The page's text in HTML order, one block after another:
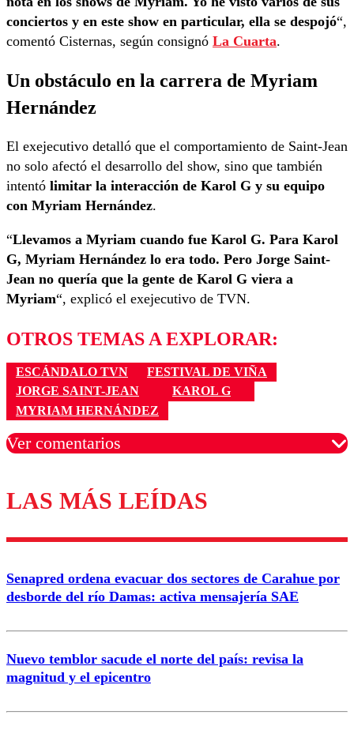
conciertos y en este show en particular, ella se despojó“,
comentó Cisternas, según consignó La Cuarta.
Un obstáculo en la carrera de Myriam
Hernández
El exejecutivo detalló que el comportamiento de Saint-Jean
no solo afectó el desarrollo del show, sino que también
intentó limitar la interacción de Karol G y su equipo
con Myriam Hernández.
“Llevamos a Myriam cuando fue Karol G. Para Karol
G, Myriam Hernández lo era todo. Pero Jorge Saint-
Jean no quería que la gente de Karol G viera a
Myriam“, explicó el exejecutivo de TVN.
OTROS TEMAS A EXPLORAR:
ESCÁNDALO TVN
FESTIVAL DE VIÑA
JORGE SAINT-JEAN
KAROL G
MYRIAM HERNÁNDEZ
Ver comentarios
Los comentarios son moderados para garantizar un
diálogo respetuoso.
Correo
LAS MÁS LEÍDAS
Senapred ordena evacuar dos sectores de Carahue por
desborde del río Damas: activa mensajería SAE
Nuevo temblor sacude el norte del país: revisa la
magnitud y el epicentro